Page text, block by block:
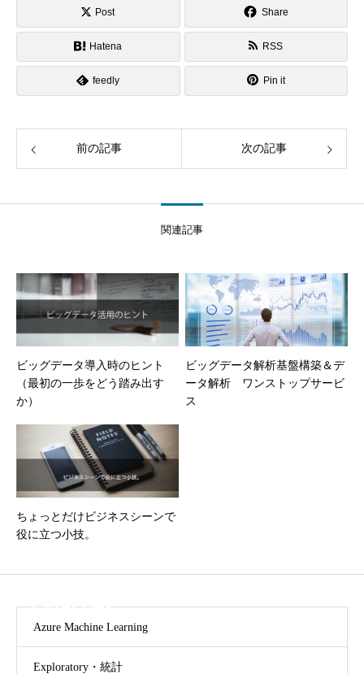
Post Share
Hatena RSS
feedly Pin it
前の記事 次の記事
関連記事
ビッグデータ導入時のヒント
（最初の一歩をどう踏み出す
か）
ビッグデータ解析基盤構築＆デ
ータ解析 ワンストップサービ
ス
ちょっとだけビジネスシーンで
役に立つ小技。
CATEGORY
Azure Machine Learning
Exploratory・統計